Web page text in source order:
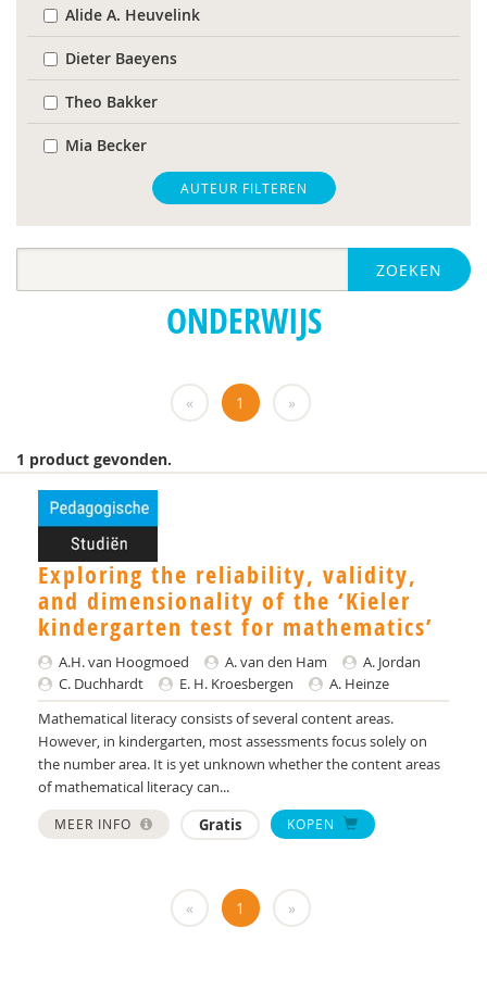
Alide A. Heuvelink
Dieter Baeyens
Theo Bakker
Mia Becker
Sander Begeer
Els Blijd-Hoogewys
Annelies de Bildt
Marjolein Derks-Janssen
L. Gaikhorst
Paul van Geert
Maritza Gerritsen-Ververs
Ank Goosen
A. van den Ham
A. Heinze
Chantal van den Helder
Franca Hiddink
A.H. van Hoogmoed
Dr. Jacomijn Hofstra
AUTEUR FILTEREN
ZOEKEN
ONDERWIJS
« 1 »
1 product gevonden.
Exploring the reliability, validity,
and dimensionality of the ‘Kieler
kindergarten test for mathematics’
A.H. van Hoogmoed A. van den Ham
A. Jordan
C. Duchhardt
E. H. Kroesbergen
A. Heinze
Mathematical literacy consists of several content areas.
However, in kindergarten, most assessments focus solely on
the number area. It is yet unknown whether the content areas
of mathematical literacy can...
MEER INFO Gratis KOPEN
« 1 »